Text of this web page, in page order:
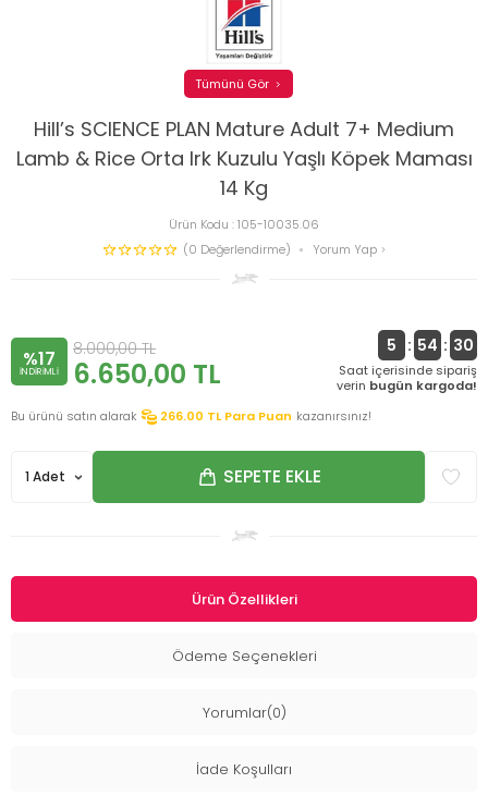
Hill’s SCIENCE PLAN Mature Adult 7+ Medium
Lamb & Rice Orta Irk Kuzulu Yaşlı Köpek Maması
14 Kg
Ürün Kodu :105-10035.06
(0 Değerlendirme)
Yorum Yap
Tümünü Gör
%17
INDIRIMLI
8.000,00TL
6.650,00 TL
5 : 54 : 30
Saat içerisinde sipariş
verin bugün kargoda!
Bu ürünü satın alarak
266.00 TL Para Puan kazanırsınız!
SEPETE EKLE
Ürün Özellikleri
Ödeme Seçenekleri
Yorumlar(0)
İade Koşulları